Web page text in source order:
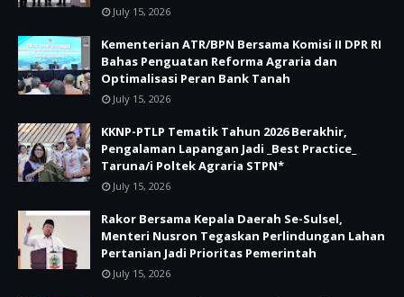
July 15, 2026
Kementerian ATR/BPN Bersama Komisi II DPR RI
Bahas Penguatan Reforma Agraria dan
Optimalisasi Peran Bank Tanah
July 15, 2026
KKNP-PTLP Tematik Tahun 2026 Berakhir,
Pengalaman Lapangan Jadi _Best Practice_
Taruna/i Poltek Agraria STPN*
July 15, 2026
Rakor Bersama Kepala Daerah Se-Sulsel,
Menteri Nusron Tegaskan Perlindungan Lahan
Pertanian Jadi Prioritas Pemerintah
July 15, 2026